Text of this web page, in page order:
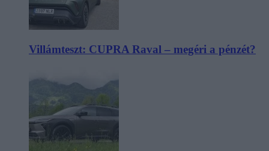
Villámteszt: CUPRA Raval – megéri a pénzét?